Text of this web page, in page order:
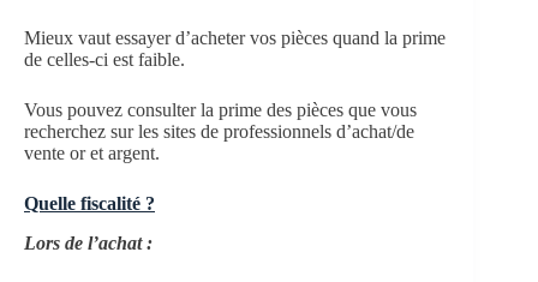
Mieux vaut essayer d’acheter vos pièces quand la prime
de celles-ci est faible.
Vous pouvez consulter la prime des pièces que vous
recherchez sur les sites de professionnels d’achat/de
vente or et argent.
Quelle fiscalité ?
Lors de l’achat :